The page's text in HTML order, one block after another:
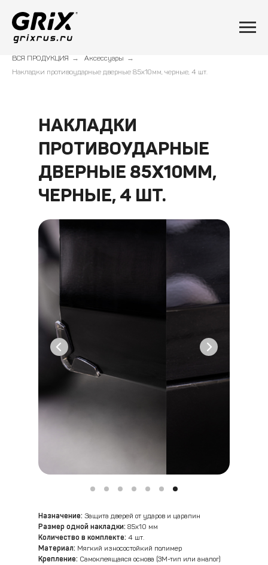
ВСЯ ПРОДУКЦИЯ → Аксессуары →
Накладки противоударные дверные 85x10мм, черные, 4 шт.
НАКЛАДКИ
ПРОТИВОУДАРНЫЕ
ДВЕРНЫЕ 85X10ММ,
ЧЕРНЫЕ, 4 ШТ.
Назначение: Защита дверей от ударов и царапин
Размер одной накладки: 85x10 мм
Количество в комплекте: 4 шт.
Материал: Мягкий износостойкий полимер
Крепление: Самоклеящаяся основа (3М-тип или аналог)